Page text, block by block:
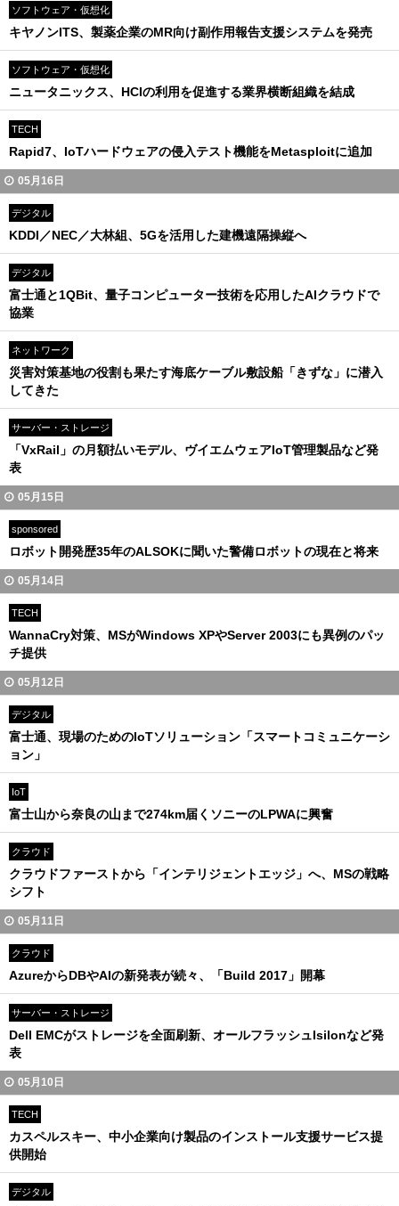
ソフトウェア・仮想化
キヤノンITS、製薬企業のMR向け副作用報告支援システムを発売
ソフトウェア・仮想化
ニュータニックス、HCIの利用を促進する業界横断組織を結成
TECH
Rapid7、IoTハードウェアの侵入テスト機能をMetasploitに追加
05月16日
デジタル
KDDI／NEC／大林組、5Gを活用した建機遠隔操縦へ
デジタル
富士通と1QBit、量子コンピューター技術を応用したAIクラウドで
協業
ネットワーク
災害対策基地の役割も果たす海底ケーブル敷設船「きずな」に潜入
してきた
サーバー・ストレージ
「VxRail」の月額払いモデル、ヴイエムウェアIoT管理製品など発
表
05月15日
sponsored
ロボット開発歴35年のALSOKに聞いた警備ロボットの現在と将来
05月14日
TECH
WannaCry対策、MSがWindows XPやServer 2003にも異例のパッ
チ提供
05月12日
デジタル
富士通、現場のためのIoTソリューション「スマートコミュニケーシ
ョン」
IoT
富士山から奈良の山まで274km届くソニーのLPWAに興奮
クラウド
クラウドファーストから「インテリジェントエッジ」へ、MSの戦略
シフト
05月11日
クラウド
AzureからDBやAIの新発表が続々、「Build 2017」開幕
サーバー・ストレージ
Dell EMCがストレージを全面刷新、オールフラッシュIsilonなど発
表
05月10日
TECH
カスペルスキー、中小企業向け製品のインストール支援サービス提
供開始
デジタル